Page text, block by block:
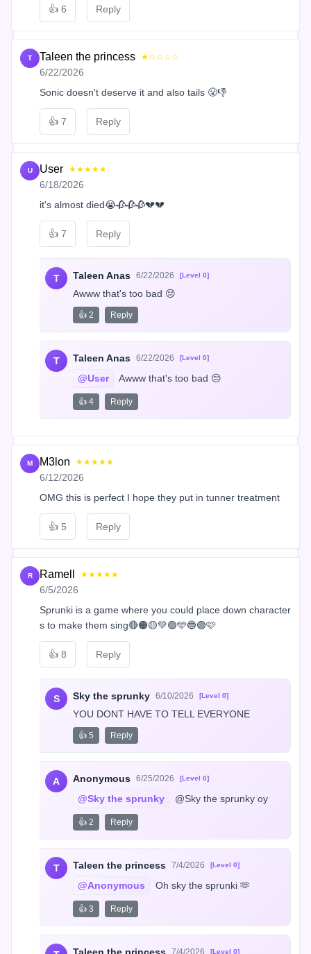
👍 6 Reply
T Taleen the princess ★☆☆☆☆
6/22/2026
Sonic doesn't deserve it and also tails 😤👎
👍 7 Reply
U User ★★★★★
6/18/2026
it's almost died😭🥀🥀🥀💔💔
👍 7 Reply
T Taleen Anas 6/22/2026 [Level 0]
Awww that's too bad 😔
👍 2 Reply
T Taleen Anas 6/22/2026 [Level 0]
@User Awww that's too bad 😔
👍 4 Reply
M M3lon ★★★★★
6/12/2026
OMG this is perfect I hope they put in tunner treatment
👍 5 Reply
R Ramell ★★★★★
6/5/2026
Sprunki is a game where you could place down character
s to make them sing🔴🟠🟡💚🟢🩵🔵🟣🩷
👍 8 Reply
S Sky the sprunky 6/10/2026 [Level 0]
YOU DONT HAVE TO TELL EVERYONE
👍 5 Reply
A Anonymous 6/25/2026 [Level 0]
@Sky the sprunky @Sky the sprunky oy
👍 2 Reply
T Taleen the princess 7/4/2026 [Level 0]
@Anonymous Oh sky the sprunki 🫶
👍 3 Reply
[Level 0]